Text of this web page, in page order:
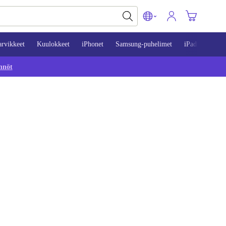
Kuulokkeet iPhonet Samsung-puhelimet iPadit